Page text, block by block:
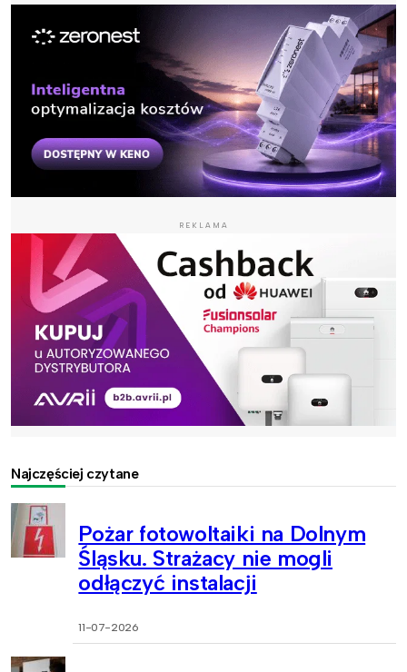
REKLAMA
Najczęściej czytane
Pożar fotowoltaiki na Dolnym
Śląsku. Strażacy nie mogli
odłączyć instalacji
11-07-2026